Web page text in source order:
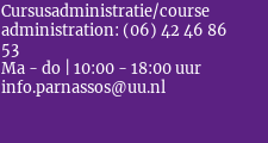
Cursusadministratie/course
administration: (06) 42 46 86
53
Ma - do | 10:00 - 18:00 uur
info.parnassos@uu.nl